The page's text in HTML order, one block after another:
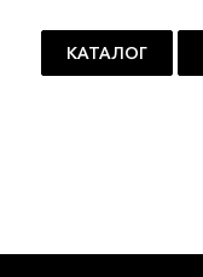
КАТАЛОГ